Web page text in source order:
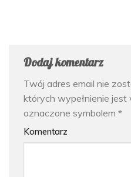
Dodaj komentarz
Twój adres email nie
których wypełnienie jest
oznaczone symbolem *
Komentarz